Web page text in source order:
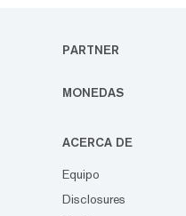
PARTNER
MONEDAS
ACERCA DE
Equipo
Disclosures